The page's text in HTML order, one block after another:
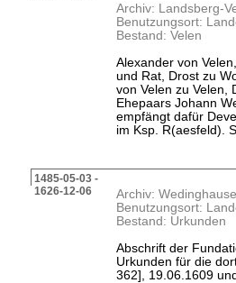
Archiv: Landsberg-
Benutzungsort:
Bestand: Velen
Alexander von
und Rat, Drost zu
von Velen zu Velen,
Ehepaars Johann
empfängt dafür
im Ksp. R(aesfeld).
1485-05-03 -
1626-12-06
Archiv:
Benutzungsort:
Bestand: Urkunden
Abschrift der
Urkunden für die
362], 19.06.1609